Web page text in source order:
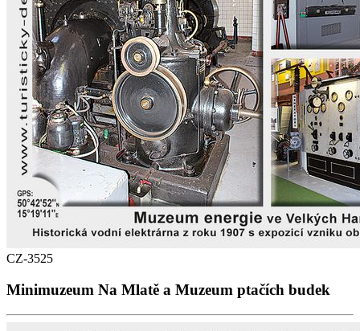
CZ-3525
Minimuzeum Na Mlatě a Muzeum ptačích budek